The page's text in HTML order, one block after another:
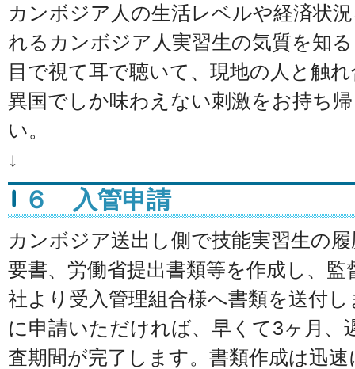
カンボジア人の生活レベルや経済状
れるカンボジア人実習生の気質を知
目で視て耳で聴いて、現地の人と触
異国でしか味わえない刺激をお持ち
い
↓
６ 入管申請
カンボジア送出し側で技能実習生の
要書、労働省提出書類等を作成し、
社より受入管理組合様へ書類を送付
に申請いただければ、早くて3ヶ月、
査期間が完了します。書類作成は迅